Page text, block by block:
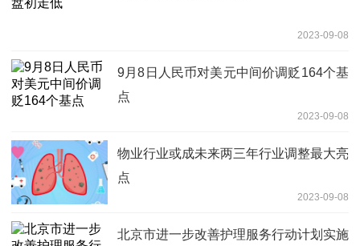
2023-09-08
9月8日人民币对美元中间价调贬164个基
点
2023-09-08
物业行业或成未来两三年行业调整最大亮
点
2023-09-08
北京市进一步改善护理服务行动计划实施